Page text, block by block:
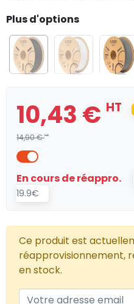
Plus d'options
10,43 € HT
14,90 €HT
En cours de réappro.
19.9€
Ce produit est
réapprovisionnement,
en stock.